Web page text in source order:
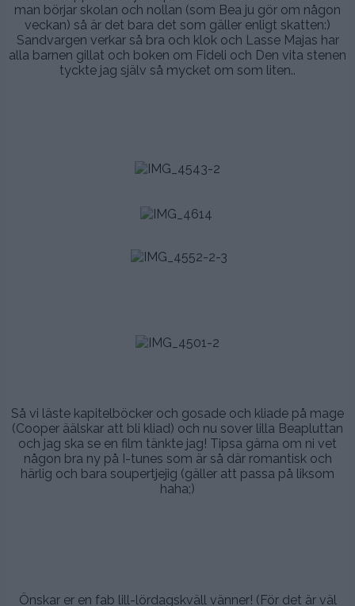
man börjar skolan och nollan (som Bea ju gör om någon
veckan) så är det bara det som gäller enligt skatten:)
Sandvargen verkar så bra och klok och Lasse Majas har
alla barnen gillat och boken om Fideli och Den vita stenen
tyckte jag själv så mycket om som liten..
Så vi läste kapitelböcker och gosade och kliade på mage
(Cooper äälskar att bli kliad) och nu sover lilla Beapluttan
och jag ska se en film tänkte jag! Tipsa gärna om ni vet
någon bra ny på I-tunes som är så där romantisk och
härlig och bara soupertjejig (gäller att passa på liksom
haha;)
Önskar er en fab lill-lördagskväll vänner! (För det är väl